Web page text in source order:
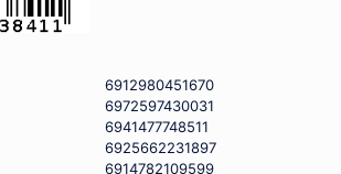
6912980451670
6972597430031
6941477748511
6925662231897
6914782109599